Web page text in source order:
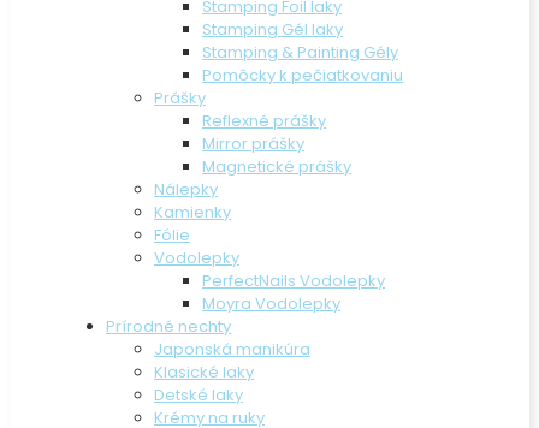
Stamping Foil laky
Stamping Gél laky
Stamping & Painting Gély
Pomôcky k pečiatkovaniu
Prášky
Reflexné prášky
Mirror prášky
Magnetické prášky
Nálepky
Kamienky
Fólie
Vodolepky
PerfectNails Vodolepky
Moyra Vodolepky
Prírodné nechty
Japonská manikúra
Klasické laky
Detské laky
Krémy na ruky